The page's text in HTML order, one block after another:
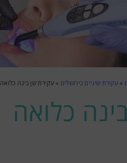
»עקירת שיניים בירושלים »עקירת שן בינה כלואה
כלואה